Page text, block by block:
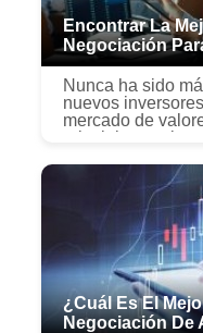
Encontrar La
Negociación
Nunca ha sido
nuevos
mercado de
principiantes
aplicaciones
disposición.
¿Cuál Es El
Negociación De